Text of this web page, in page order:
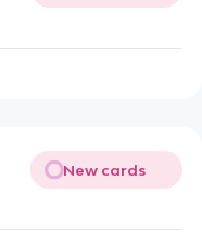
New cards